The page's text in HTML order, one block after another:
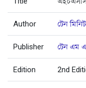
Author টেন
Publisher টেন এম
Edition 2nd